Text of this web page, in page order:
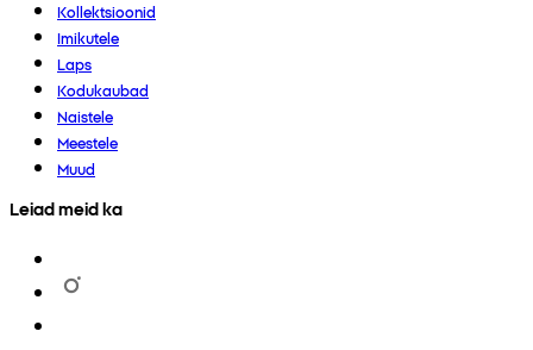
Kollektsioonid
Imikutele
Laps
Kodukaubad
Naistele
Meestele
Muud
Leiad meid ka